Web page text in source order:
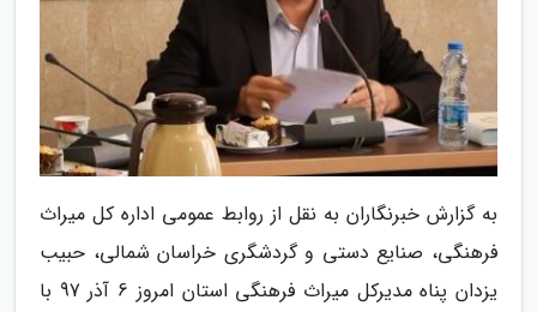
به گزارش خبرنگاران به نقل از روابط عمومی اداره کل میراث
فرهنگی، صنایع دستی و گردشگری خراسان شمالی، حبیب
یزدان پناه مدیرکل میراث فرهنگی استان امروز 6 آذر 97 با